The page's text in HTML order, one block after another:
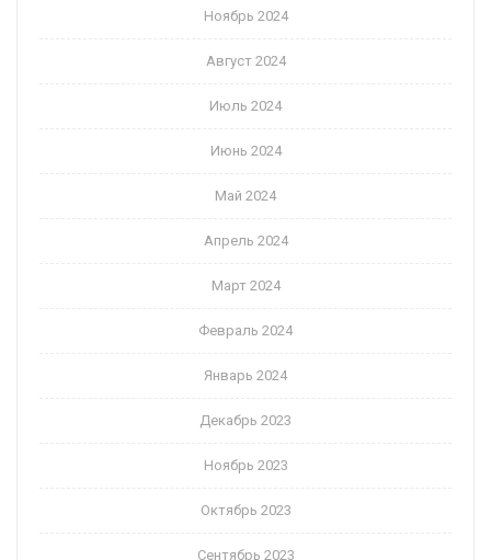
Ноябрь 2024
Август 2024
Июль 2024
Июнь 2024
Май 2024
Апрель 2024
Март 2024
Февраль 2024
Январь 2024
Декабрь 2023
Ноябрь 2023
Октябрь 2023
Сентябрь 2023